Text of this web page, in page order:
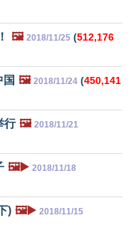
🖼️ 2018/11/25 (512,176
国 🖼️ 2018/11/24 (450,141
行 🖼️ 2018/11/21
🖼️▶️ 2018/11/18
) 🖼️▶️ 2018/11/15